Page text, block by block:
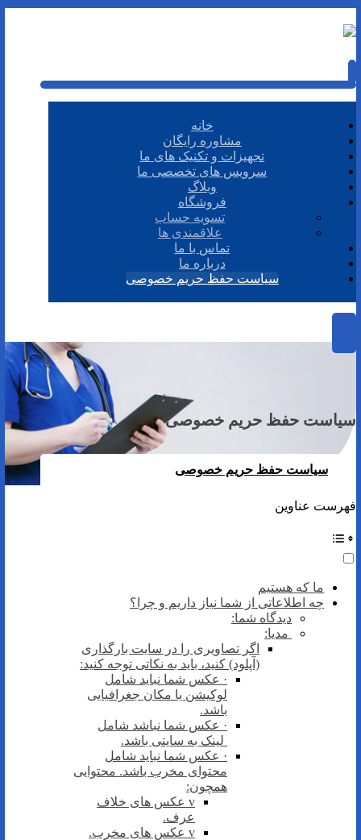
خانه
مشاوره رایگان
تجهیزات و تکنیک های ما
سرویس های تخصصی ما
وبلاگ
فروشگاه
تسویه حساب
علاقمندی ها
تماس با ما
درباره ما
سیاست حفظ حریم خصوصی
سیاست حفظ حریم خصوصی
سیاست حفظ حریم خصوصی
فهرست عناوین
ما که هستیم
چه اطلاعاتی از شما نیاز داریم و چرا؟
دیدگاه‌ شما:
مدیا:
اگر تصاویری را در سایت بارگذاری
(آپلود) کنید، باید به نکاتی توجه کنید:
· عکس شما نباید شامل
لوکیشن یا مکان جغرافیایی
باشد.
· عکس شما نباشد شامل
لینک به سایتی باشد.
· عکس شما نباید شامل
محتوای مخرب باشد. محتوایی
همچون:
v عکس های خلاف
عرف.
v عکس های مخرب.